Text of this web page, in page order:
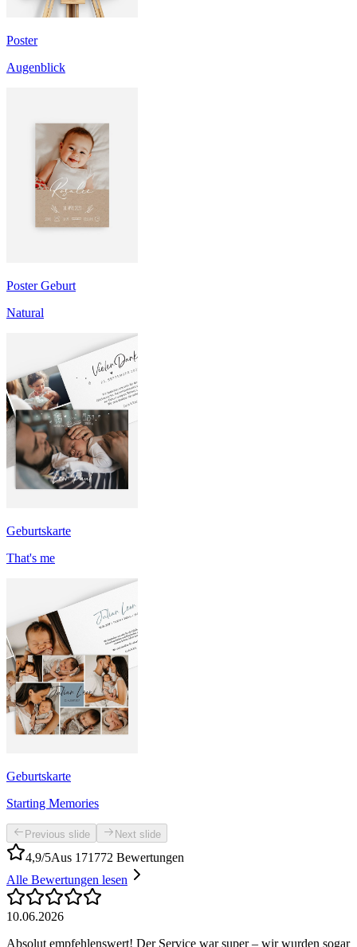
Poster
Augenblick
Poster Geburt
Natural
Geburtskarte
That's me
Geburtskarte
Starting Memories
Previous slide Next slide
4,9/5Aus 171772 Bewertungen
Alle Bewertungen lesen
10.06.2026
Absolut empfehlenswert! Der Service war super – wir wurden sogar